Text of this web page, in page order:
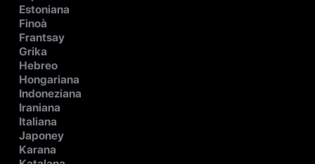
Estoniana
Finoà
Frantsay
Grika
Hebreo
Hongariana
Indoneziana
Iraniana
Italiana
Japoney
Karana